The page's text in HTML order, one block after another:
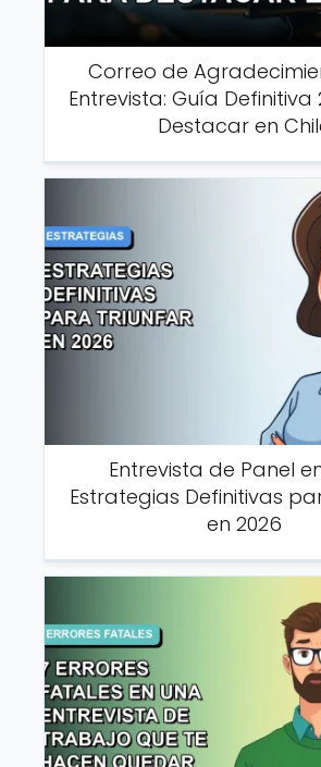
Correo de
Entrevista: Guía
Destacar en
Entrevista de Panel
Estrategias Definitivas
en 2026